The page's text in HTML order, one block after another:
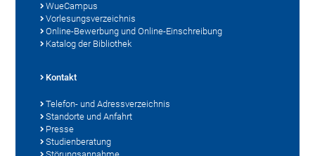
WueCampus
Vorlesungsverzeichnis
Online-Bewerbung und Online-Einschreibung
Katalog der Bibliothek
Kontakt
Telefon- und Adressverzeichnis
Standorte und Anfahrt
Presse
Studienberatung